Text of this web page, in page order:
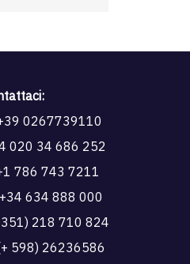
0267739110
020 34 686 252
786 743 7211
+34 634 888 000
218 710 824
598) 26236586